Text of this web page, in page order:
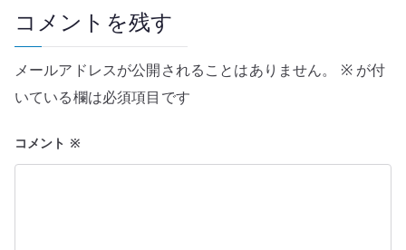
ー
シ
ョ
ン
コメントを残す
メールアドレスが公開されることはありません。 ※が付
いている欄は必須項目です
コメント ※